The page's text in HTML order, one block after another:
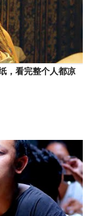
，看完整个人都凉